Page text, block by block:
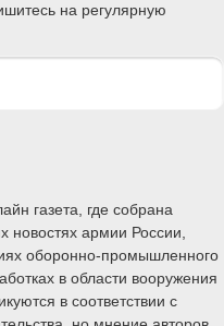
на регулярную
газета, где собрана
новостях армии России,
оборонно-промышленного
в области вооружения
в соответствии с